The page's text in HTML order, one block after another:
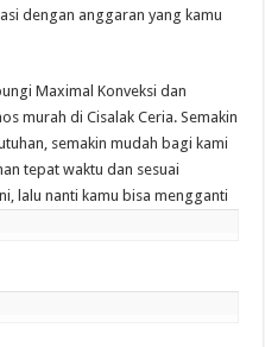
dengan anggaran yang kamu
Maximal Konveksi dan
murah di Cisalak Ceria. Semakin
semakin mudah bagi kami
tepat waktu dan sesuai
lalu nanti kamu bisa mengganti